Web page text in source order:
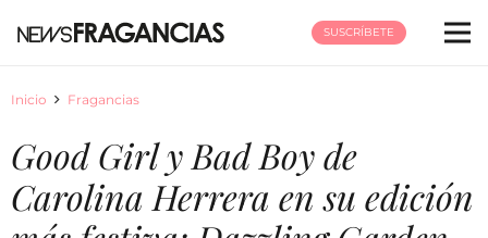
SUSCRÍBETE
Inicio Fragancias
Good Girl y Bad Boy de
Carolina Herrera en su edición